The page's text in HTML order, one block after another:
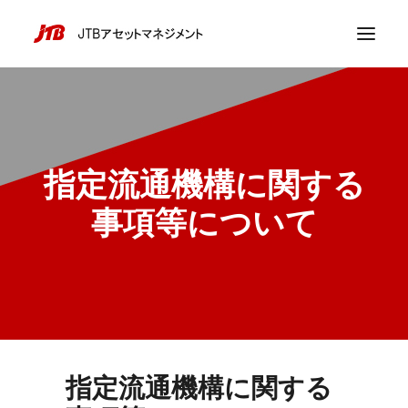
採用情報
指定流通機構に関する
事項等について
指定流通機構に関する